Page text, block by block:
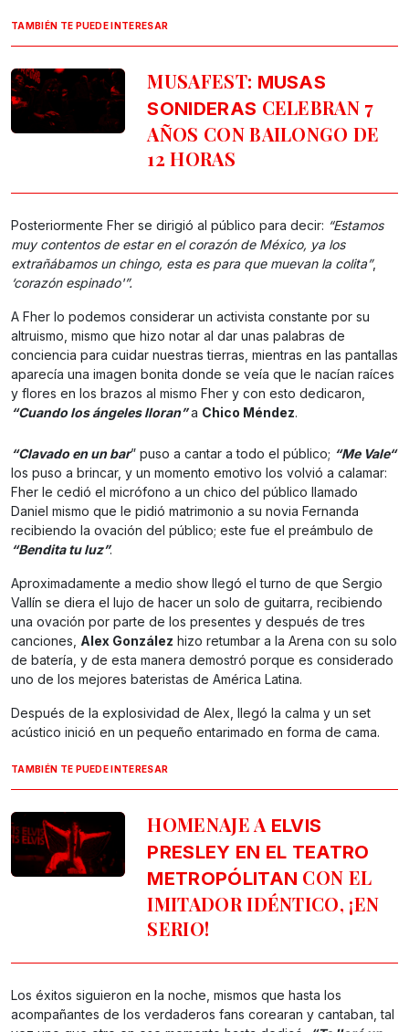
TAMBIÉN TE PUEDE INTERESAR
MUSAFEST: MUSAS
SONIDERAS CELEBRAN 7
AÑOS CON BAILONGO DE
12 HORAS
Posteriormente Fher se dirigió al público para decir: “Estamos
muy contentos de estar en el corazón de México, ya los
extrañábamos un chingo, esta es para que muevan la colita”,
‘corazón espinado'”.
A Fher lo podemos considerar un activista constante por su
altruismo, mismo que hizo notar al dar unas palabras de
conciencia para cuidar nuestras tierras, mientras en las pantallas
aparecía una imagen bonita donde se veía que le nacían raíces
y flores en los brazos al mismo Fher y con esto dedicaron,
“Cuando los ángeles lloran”a Chico Méndez.
“Clavado en un bar” puso a cantar a todo el público; “Me Vale“
los puso a brincar, y un momento emotivo los volvió a calamar:
Fher le cedió el micrófono a un chico del público llamado
Daniel mismo que le pidió matrimonio a su novia Fernanda
recibiendo la ovación del público; este fue el preámbulo de
“Bendita tu luz”.
Aproximadamente a medio show llegó el turno de que Sergio
Vallín se diera el lujo de hacer un solo de guitarra, recibiendo
una ovación por parte de los presentes y después de tres
canciones, Alex González hizo retumbar a la Arena con su solo
de batería, y de esta manera demostró porque es considerado
uno de los mejores bateristas de América Latina.
Después de la explosividad de Alex, llegó la calma y un set
acústico inició en un pequeño entarimado en forma de cama.
TAMBIÉN TE PUEDE INTERESAR
HOMENAJE AELVIS
PRESLEY EN EL TEATRO
METROPÓLITAN CON EL
IMITADOR IDÉNTICO, ¡EN
SERIO!
Los éxitos siguieron en la noche, mismos que hasta los
acompañantes de los verdaderos fans corearan y cantaban, tal